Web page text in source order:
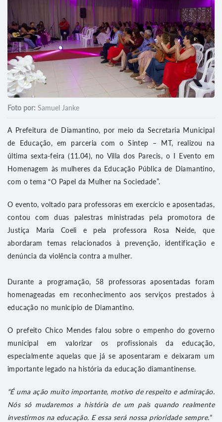
Foto por: Samuel Janke
A Prefeitura de Diamantino, por meio da Secretaria Municipal
de Educação, em parceria com o Sintep – MT, realizou na
última sexta-feira (11.04), no Villa dos Parecis, o I Evento em
Homenagem às mulheres da Educação Pública de Diamantino,
com o tema “O Papel da Mulher na Sociedade”.
O evento, voltado para professoras em exercício e aposentadas,
contou com duas palestras ministradas pela promotora de
Justiça Maria Coeli e pela professora Rosa Neide, que
abordaram temas relacionados à prevenção, identificação e
denúncia da violência contra a mulher.
Durante a programação, 58 professoras aposentadas foram
homenageadas em reconhecimento aos serviços prestados à
educação no município de Diamantino.
O prefeito Chico Mendes falou sobre o empenho do governo
municipal em valorizar os profissionais da educação,
especialmente aquelas que já se aposentaram e deixaram um
importante legado na história da educação diamantinense.
“É uma ação muito importante, motivo de respeito e admiração.
Nós só mudaremos a história de um país quando realmente
investirmos na educação. E essa será nossa prioridade sempre.”